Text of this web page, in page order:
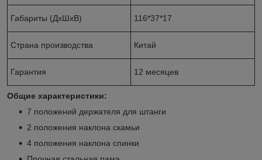
Габариты (ДхШхВ) 116*37*17
Страна производства Китай
Гарантия 12 месяцев
Общие характеристики:
7 положений держателя для штанги
2 положения наклона скамьи
4 положения наклона спинки